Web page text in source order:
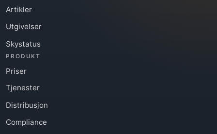
Artikler
Utgivelser
Skystatus
PRODUKT
Priser
Tjenester
Distribusjon
Compliance